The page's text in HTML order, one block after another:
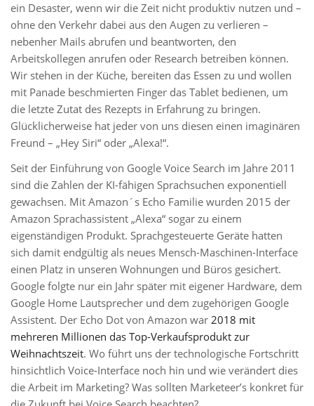
ein Desaster, wenn wir die Zeit nicht produktiv nutzen und –
ohne den Verkehr dabei aus den Augen zu verlieren –
nebenher Mails abrufen und beantworten, den
Arbeitskollegen anrufen oder Research betreiben können.
Wir stehen in der Küche, bereiten das Essen zu und wollen
mit Panade beschmierten Finger das Tablet bedienen, um
die letzte Zutat des Rezepts in Erfahrung zu bringen.
Glücklicherweise hat jeder von uns diesen einen imaginären
Freund – „Hey Siri“ oder „Alexa!“.
Seit der Einführung von Google Voice Search im Jahre 2011
sind die Zahlen der KI-fähigen Sprachsuchen exponentiell
gewachsen. Mit Amazon´s Echo Familie wurden 2015 der
Amazon Sprachassistent „Alexa“ sogar zu einem
eigenständigen Produkt. Sprachgesteuerte Geräte hatten
sich damit endgültig als neues Mensch-Maschinen-Interface
einen Platz in unseren Wohnungen und Büros gesichert.
Google folgte nur ein Jahr später mit eigener Hardware, dem
Google Home Lautsprecher und dem zugehörigen Google
Assistent. Der Echo Dot von Amazon war 2018 mit
mehreren Millionen das Top-Verkaufsprodukt zur
Weihnachtszeit. Wo führt uns der technologische Fortschritt
hinsichtlich Voice-Interface noch hin und wie verändert dies
die Arbeit im Marketing? Was sollten Marketeer’s konkret für